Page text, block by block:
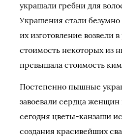
украшали гребни для
Украшения стали
их изготовление возвели
стоимость некоторых из
превышала стоимость
Постепенно пышные
завоевали сердца женщин
сегодня цветы-канзаши
создания красивейших